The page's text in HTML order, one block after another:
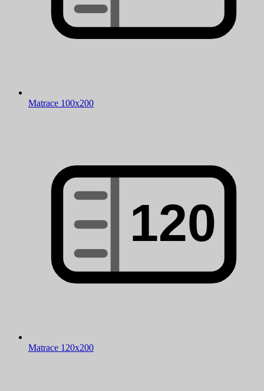
Matrace 100x200
Matrace 120x200